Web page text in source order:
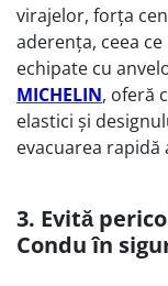
virajelor, forţa
aderența, ceea
echipate cu
MICHELIN, oferă
elastici şi
evacuarea rapidă
3. Evită
Condu în